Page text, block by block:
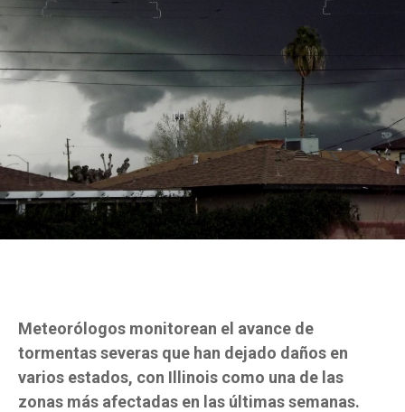
Meteorólogos monitorean el avance de
tormentas severas que han dejado daños en
varios estados, con Illinois como una de las
zonas más afectadas en las últimas semanas.